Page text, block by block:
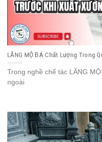
LĂNG MỘ ĐÁ Chất Lượng Trong
Trong nghề chế tác LĂNG
ngoài